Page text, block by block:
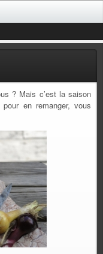
? Mais c’est la saison
en remanger, vous